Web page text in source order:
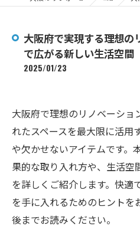
大阪府で実現する理想の
で広がる新しい生活空間
2025/01/23
大阪府で理想のリノベーショ
れたスペースを最大限に活用
や欠かせないアイテムです。
果的な取り入れ方や、生活
を詳しくご紹介します。快適
を手に入れるためのヒントを
後までお読みください。